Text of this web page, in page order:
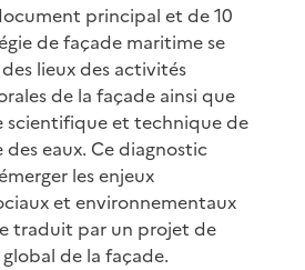
principal et de 10
de façade maritime se
lieux des activités
de la façade ainsi que
scientifique et technique de
des eaux. Ce diagnostic
les enjeux
et environnementaux
traduit par un projet de
de la façade.